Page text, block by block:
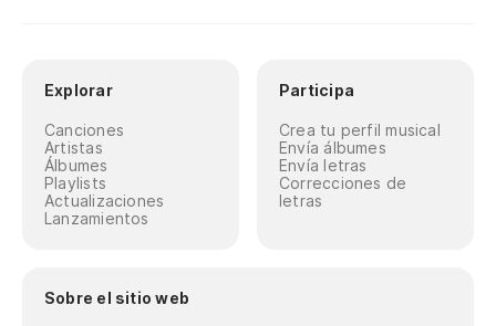
Explorar
Canciones
Artistas
Álbumes
Playlists
Actualizaciones
Lanzamientos
Participa
Crea tu perfil musical
Envía álbumes
Envía letras
Correcciones de
letras
Sobre el sitio web